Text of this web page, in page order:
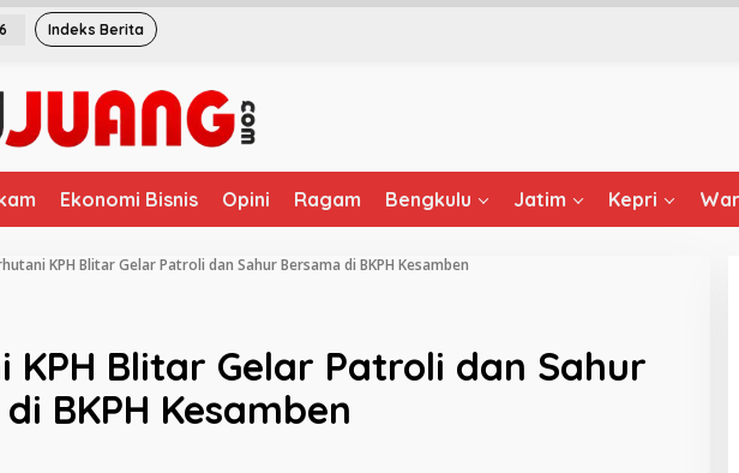
Indeks Berita
Ekonomi Bisnis Opini Ragam Bengkulu Jatim Kepri
KPH Blitar Gelar Patroli dan Sahur Bersama di BKPH Kesamben
KPH Blitar Gelar Patroli dan Sahur
BKPH Kesamben